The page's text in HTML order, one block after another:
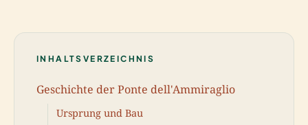
INHALTSVERZEICHNIS
Geschichte der Ponte dell'Ammiraglio
Ursprung und Bau